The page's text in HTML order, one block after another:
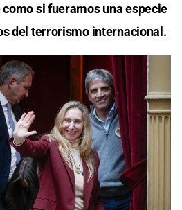
si fueramos una especie
del terrorismo internacional.